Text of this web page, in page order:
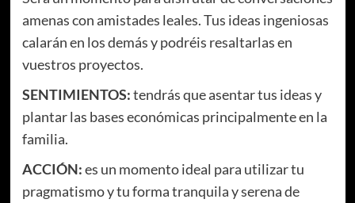
amenas con amistades leales. Tus ideas ingeniosas
calarán en los demás y podréis resaltarlas en
vuestros proyectos.
SENTIMIENTOS:tendrás que asentar tus ideas y
plantar las bases económicas principalmente en la
familia.
ACCIÓN:es un momento ideal para utilizar tu
pragmatismo y tu forma tranquila y serena de